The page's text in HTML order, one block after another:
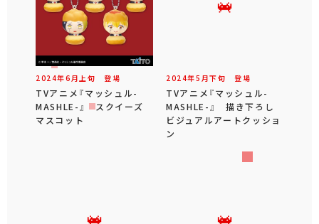
2024年6 月 上旬 登場
TVアニメ『マッシュル-
MASHLE-』 スクイーズ
マスコット
2024年5 月下旬 登場
TVアニメ『マッシュル-
MASHLE-』 描き下ろし
ビジュアルアートクッショ
ン